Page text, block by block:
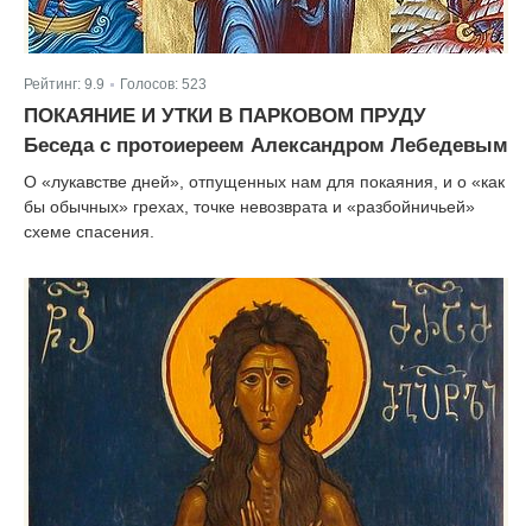
Рейтинг: 9.9 Голосов: 523
ПОКАЯНИЕ И УТКИ В ПАРКОВОМ ПРУДУ
Беседа с протоиереем Александром Лебедевым
О «лукавстве дней», отпущенных нам для покаяния, и о «как
бы обычных» грехах, точке невозврата и «разбойничьей»
схеме спасения.